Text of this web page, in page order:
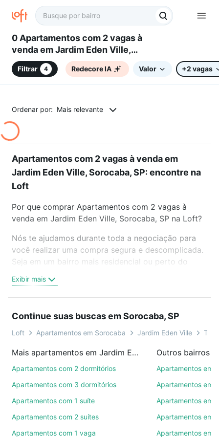
0 Apartamentos com 2 vagas à
venda em Jardim Eden Ville,
Sorocaba, SP
Filtrar 4 Redecore IA Valor +2 vagas
Ordenar por: Mais relevante
Apartamentos com 2 vagas à venda em
Jardim Eden Ville, Sorocaba, SP: encontre na
Loft
Por que comprar Apartamentos com 2 vagas à
venda em Jardim Eden Ville, Sorocaba, SP na Loft?
Nós te ajudamos durante toda a negociação para
você realizar uma compra segura e descomplicada.
Seja em um bairro mais residencial ou perto do
oferta ideal de Apartamentos com 2 vagas à venda
em Jardim Eden Ville, Sorocaba, SP para conquistar
videochamada, é grátis, sem compromisso e você
ainda conta com mais de 46 mil corretores e
de imóveis.
Como escolher um imóvel?
ruas, bairros e até condomínios favoritos. Você
também pode usar os filtros como quantidade de
quartos, suítes, com ou sem vaga de garagem para
Exibir mais
Continue suas buscas em Sorocaba, SP
Loft Apartamentos em Sorocaba Jardim Eden Ville
Mais apartamentos em Jardim Eden Ville
Apartamentos com 2 dormitórios
Apartamentos com 3 dormitórios
Apartamentos com 1 suíte
Apartamentos com 2 suítes
Apartamentos com 1 vaga
Outros bairros
Apartamentos em
Apartamentos em
Apartamentos em
Apartamentos em
Apartamentos em